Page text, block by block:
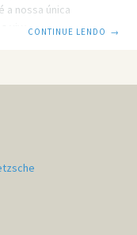
a nossa única
viver para sempre.
CONTINUE LENDO →